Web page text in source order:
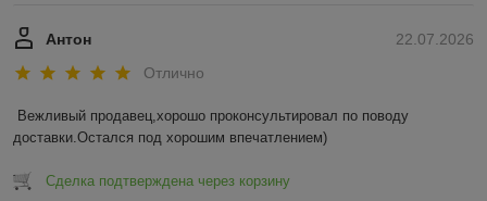
22.07.2026
Антон
Отлично
Вежливый продавец,хорошо проконсультировал по поводу
доставки.Остался под хорошим впечатлением)
Сделка подтверждена через корзину